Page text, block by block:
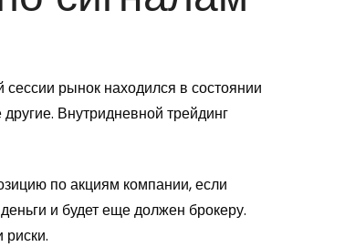
рынок находился в состоянии
Внутридневной трейдинг
по акциям компании, если
и будет еще должен брокеру.